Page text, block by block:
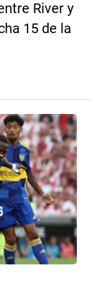
River y
15 de la